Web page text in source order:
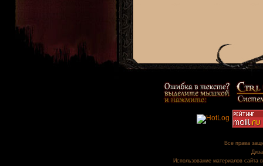
Все права
Использование материалов сайта